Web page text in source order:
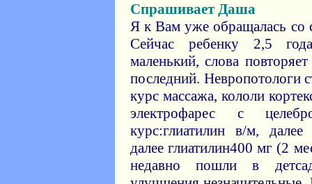
Спрашивает Даша
Я к Вам уже обращалась со
Сейчас ребенку 2,5
маленький, слова
последний. Невропотологи
курс массажа, кололи
электрофарес с
курс:глиатилин в/м, далее
далее глиатилин400 мг (2
недавно пошли в